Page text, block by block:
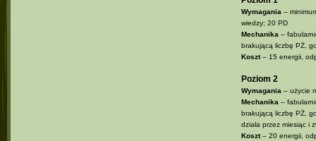
Wymagania–
wiedzy; 20 PD
Mechanika–
brakującą liczbę PŻ,
Koszt– 15 energii,
Poziom 2
Wymagania– użycie
Mechanika–
brakującą liczbę PŻ,
działa przez miesiąc i
Koszt– 20 energii,